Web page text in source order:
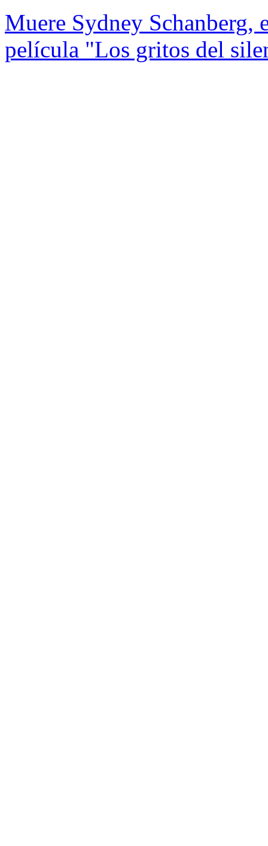
Muere Sydney Schanberg,
película "Los gritos del